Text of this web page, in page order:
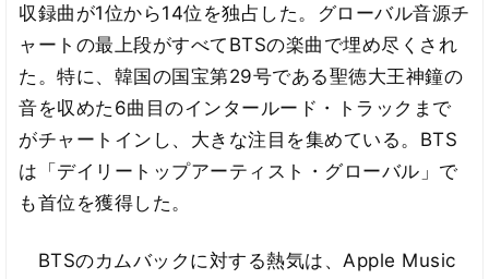
収録曲が1位から14位を独占した。グローバル音源チ
ャートの最上段がすべてBTSの楽曲で埋め尽くされ
た。特に、韓国の国宝第29号である聖徳大王神鐘の
音を収めた6曲目のインタールード・トラックまで
がチャートインし、大きな注目を集めている。BTS
は「デイリートップアーティスト・グローバル」で
も首位を獲得した。
BTSのカムバックに対する熱気は、Apple Music